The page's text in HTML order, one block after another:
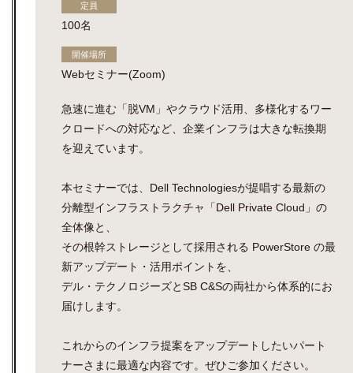
定員
100名
開催場所
Webセミナー(Zoom)
急速に進む「脱VM」やクラウド活用、多様化するワー
クロードへの対応など、企業インフラは大きな転換期
を迎えています。
本セミナーでは、Dell Technologiesが提唱する最新の
分離型インフラストラクチャ「Dell Private Cloud」の
全体像と、
その根幹ストレージとして採用される PowerStore の最
新アップデート・活用ポイントを、
デル・テクノロジーズとSB C&Sの両社から体系的にお
届けします。
これからのインフラ提案をアップデートしたいパート
ナーさまに最適な内容です。ぜひご参加ください。